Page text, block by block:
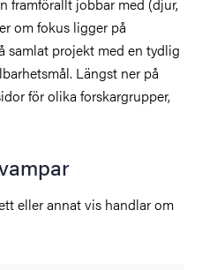
om fokus ligger på
samlat projekt med en tydlig
Längst ner på
för olika forskargrupper,
eller annat vis handlar om